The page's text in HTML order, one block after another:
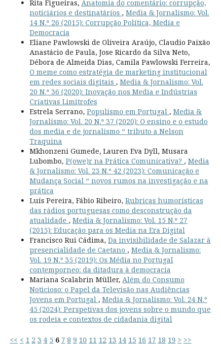
Rita Figueiras, Anatomia do comentário: corrupção,
noticiários e destinatários , Media & Jornalismo: Vol.
14 N.º 26 (2015): Corrupção Política, Media e
Democracia
Eliane Pawlowski de Oliveira Araújo, Claudio Paixão
Anastácio de Paula, Jose Ricardo da Silva Neto,
Débora de Almeida Dias, Camila Pawlowski Ferreira,
O meme como estratégia de marketing institucional
em redes sociais digitais , Media & Jornalismo: Vol.
20 N.º 36 (2020): Inovação nos Media e Indústrias
Criativas Limítrofes
Estrela Serrano, Populismo em Portugal , Media &
Jornalismo: Vol. 20 N.º 37 (2020): O ensino e o estudo
dos media e de jornalismo “ tributo a Nelson
Traquina
Mkhonzeni Gumede, Lauren Eva Dyll, Musara
Lubombo, P(owe)r na Prática Comunicativa? , Media
& Jornalismo: Vol. 23 N.º 42 (2023): Comunicação e
Mudança Social “ novos rumos na investigação e na
prática
Luís Pereira, Fábio Ribeiro, Rubricas humorísticas
das rádios portuguesas como desconstrução da
atualidade , Media & Jornalismo: Vol. 15 N.º 27
(2015): Educação para os Media na Era Digital
Francisco Rui Cádima, Da invisibilidade de Salazar à
presencialidade de Caetano , Media & Jornalismo:
Vol. 19 N.º 35 (2019): Os Média no Portugal
contemporneo: da ditadura à democracia
Mariana Scalabrin Müller, Além do Consumo
Noticioso: o Papel da Televisão nas Audiências
Jovens em Portugal , Media & Jornalismo: Vol. 24 N.º
45 (2024): Perspetivas dos jovens sobre o mundo que
os rodeia e contextos de cidadania digital
<< < 1 2 3 4 5 6 7 8 9 10 11 12 13 14 15 16 17 18 19 > >>